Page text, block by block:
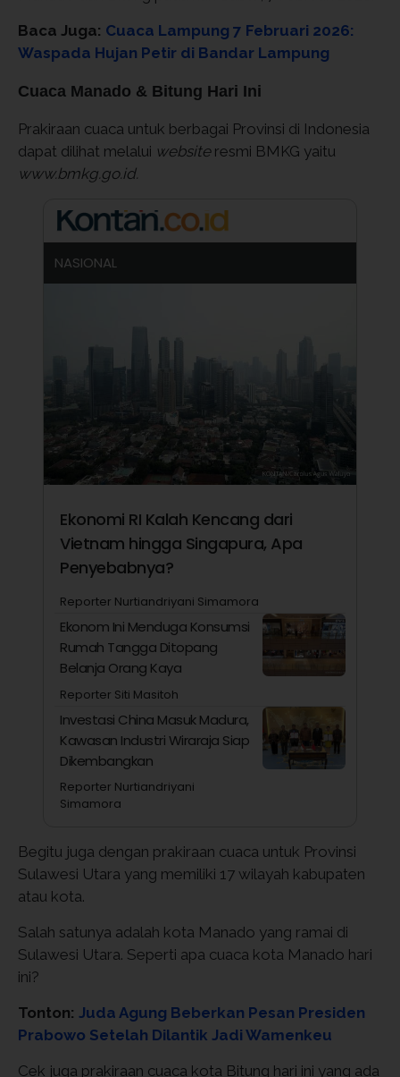
Baca Juga: Cuaca Lampung 7 Februari 2026:
Waspada Hujan Petir di Bandar Lampung
Cuaca Manado & Bitung Hari Ini
Prakiraan cuaca untuk berbagai Provinsi di Indonesia
dapat dilihat melalui website resmi BMKG yaitu
www.bmkg.go.id.
NASIONAL
Ekonomi RI Kalah Kencang dari
Vietnam hingga Singapura, Apa
Penyebabnya?
Reporter Nurtiandriyani Simamora
Ekonom Ini Menduga Konsumsi
Rumah Tangga Ditopang
Belanja Orang Kaya
Reporter Siti Masitoh
Investasi China Masuk Madura,
Kawasan Industri Wiraraja Siap
Dikembangkan
Reporter Nurtiandriyani
Simamora
Begitu juga dengan prakiraan cuaca untuk Provinsi
Sulawesi Utara yang memiliki 17 wilayah kabupaten
atau kota.
Salah satunya adalah kota Manado yang ramai di
Sulawesi Utara. Seperti apa cuaca kota Manado hari
ini?
Tonton: Juda Agung Beberkan Pesan Presiden
Prabowo Setelah Dilantik Jadi Wamenkeu
Cek juga prakiraan cuaca kota Bitung hari ini yang ada